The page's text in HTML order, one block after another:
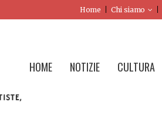
Home Chi siamo
HOME NOTIZIE CULTURA